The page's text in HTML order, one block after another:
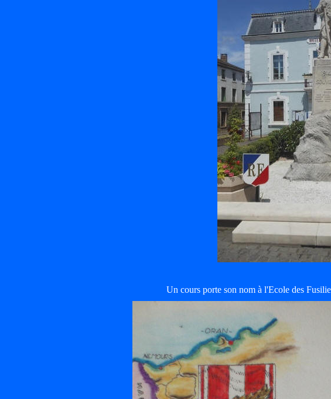
Un cours porte son nom à l'Ecole des